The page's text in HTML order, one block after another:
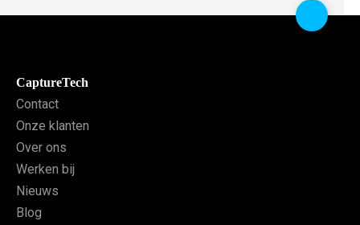
CaptureTech
Contact
Onze klanten
Over ons
Werken bij
Nieuws
Blog